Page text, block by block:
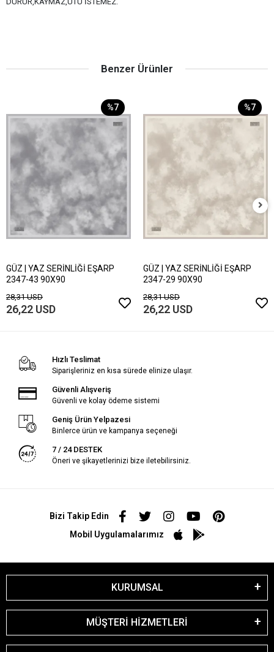
Benzer Ürünler
%7
GÜZ | YAZ SERİNLİĞİ EŞARP
2347-43 90X90
28,31 USD
26,22 USD
%7
GÜZ | YAZ SERİNLİĞİ EŞARP
2347-29 90X90
28,31 USD
26,22 USD
Hızlı Teslimat
Siparişleriniz en kısa sürede elinize ulaşır.
Güvenli Alışveriş
Güvenli ve kolay ödeme sistemi
Geniş Ürün Yelpazesi
Binlerce ürün ve kampanya seçeneği
7 / 24 DESTEK
Öneri ve şikayetlerinizi bize iletebilirsiniz.
Bizi Takip Edin
Mobil Uygulamalarımız
KURUMSAL
MÜŞTERİ HİZMETLERİ